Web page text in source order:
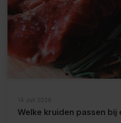
14 Juli 2026
Welke kruiden passen